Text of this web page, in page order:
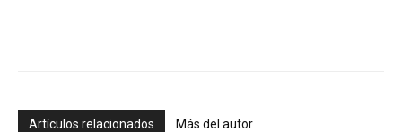
Artículos relacionados Más del autor